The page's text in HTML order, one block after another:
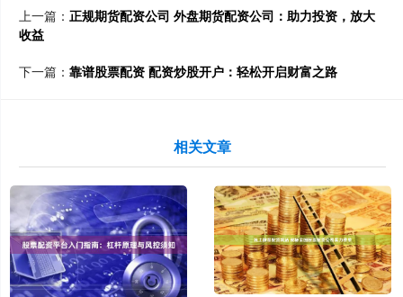
上一篇： 正规期货配资公司 外盘期货配资公司：助力投资，放大
收益
下一篇： 靠谱股票配资 配资炒股开户：轻松开启财富之路
相关文章